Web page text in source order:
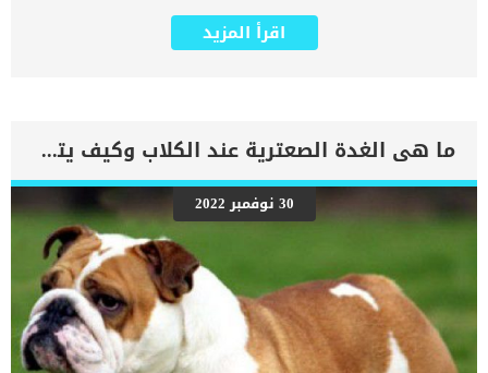
ماتريد معرفته كما ان توقف القلب لاى سبب من الاسباب يؤدي ايضا إلى
اضطراب استعادة النشاط السليم. اما عن الجمود البطينى عند الكلاب .. فما
تمامًا وتحتاج الى خطط علاجية مختلفة. كما يحدث الجمود البطيني عندما
يكون هناك نقص في النشاط البطيني في القلب لأكثر من بضع ثوان. اذا
لم يتم انقاذ حالات الجمود البطينى فى اسرع وقت فان الكلب سيموت.
اقرأ ايضا: زراعة منظم ضربات القلب عند الكلاب تعرف حالات الموت الناتجة
عن اجلمود البطينى باسم “السكتة القلبية” وهى لا تقتصر فقط على
الكلاب. اعراض الجمود البطينى عند الكلاب الاغماء المتكررنوباتهدوء ملفت
للنظرصعوبات التنفسقلة الحركةالانهيار الاسباب الكامنة خلف خطورة تجمد
البطين فى قلب الكلاب يؤدي توقف الانقباض ، أو عدم […]
اقرأ المزيد
ما هى الغدة الصعترية عند الكلاب وكيف يتم استئصالها ؟
30 نوفمبر 2022